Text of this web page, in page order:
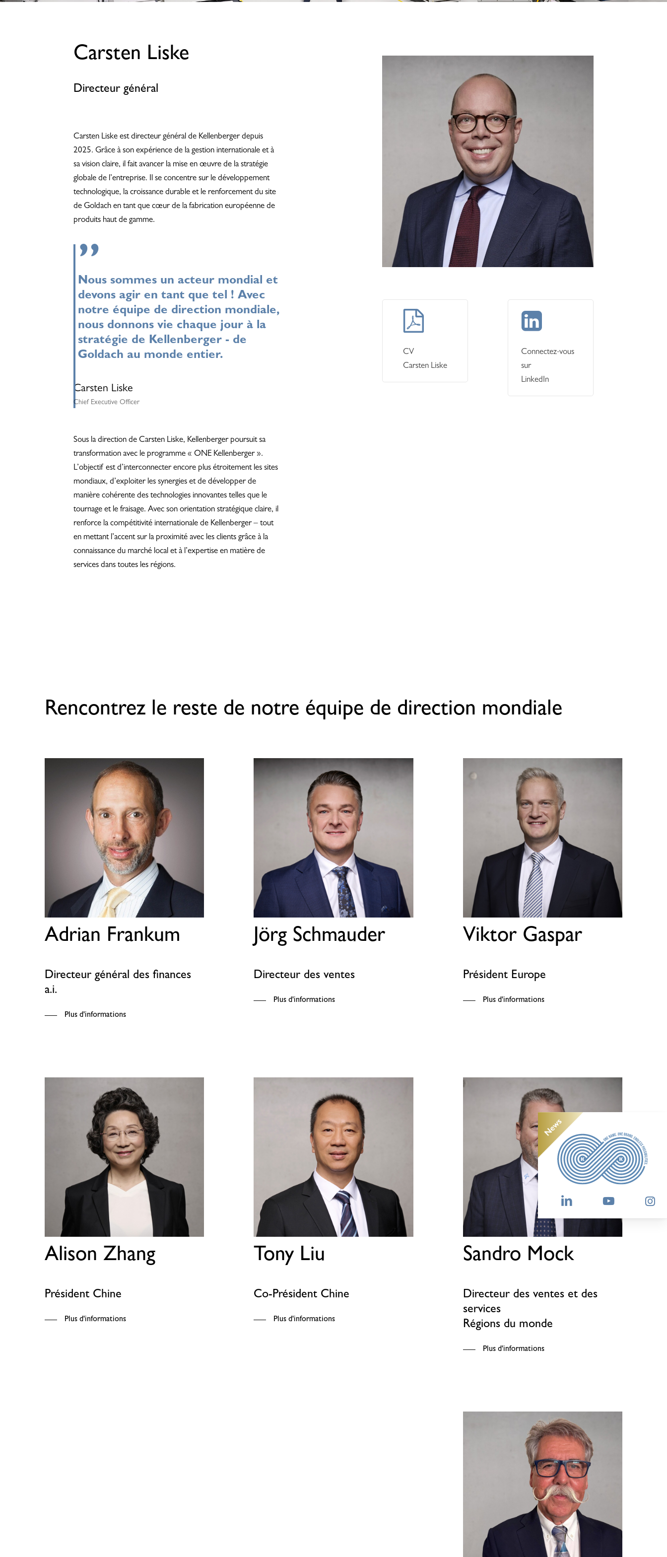
Hit enter to search or ESC to close
Carsten Liske
Directeur général
Carsten Liske est directeur général de Kellenberger depuis
2025. Grâce à son expérience de la gestion internationale et à
sa vision claire, il fait avancer la mise en œuvre de la stratégie
globale de l’entreprise. Il se concentre sur le développement
technologique, la croissance durable et le renforcement du site
de Goldach en tant que cœur de la fabrication européenne de
produits haut de gamme.
”
Nous sommes un acteur mondial et
devons agir en tant que tel ! Avec
notre équipe de direction mondiale,
nous donnons vie chaque jour à la
stratégie de Kellenberger - de
Goldach au monde entier.
Carsten Liske
Chief Executive Officer
Sous la direction de Carsten Liske, Kellenberger poursuit sa
transformation avec le programme « ONE Kellenberger ».
L’objectif est d’interconnecter encore plus étroitement les sites
mondiaux, d’exploiter les synergies et de développer de
manière cohérente des technologies innovantes telles que le
tournage et le fraisage. Avec son orientation stratégique claire, il
renforce la compétitivité internationale de Kellenberger – tout
en mettant l’accent sur la proximité avec les clients grâce à la
connaissance du marché local et à l’expertise en matière de
services dans toutes les régions.
CV
Carsten Liske
Connectez-vous
sur
LinkedIn
Rencontrez le reste de notre équipe de direction mondiale
Adrian Frankum
Directeur général des finances
a.i.
Plus d'informations
Jörg Schmauder
Directeur des ventes
Plus d'informations
Viktor Gaspar
Président Europe
Plus d'informations
Sandro Mock
Directeur des ventes et des
services
Régions du monde
Plus d'informations
Tony Liu
Co-Président Chine
Plus d'informations
Alison Zhang
Président Chine
Plus d'informations